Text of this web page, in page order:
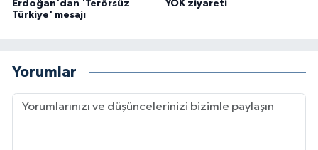
Erdoğan'dan 'Terörsüz
Türkiye' mesajı
YÖK ziyareti
Yorumlar